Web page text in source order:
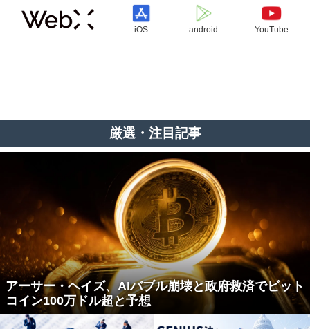
iOS android YouTube
厳選・注目記事
アーサー・ヘイズ、AIバブル崩壊と政府救済でビット
コイン100万ドル超と予想